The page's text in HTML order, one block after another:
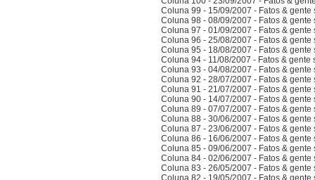
Coluna 99 - 15/09/2007 - Fatos &
Coluna 98 - 08/09/2007 - Fatos &
Coluna 97 - 01/09/2007 - Fatos &
Coluna 96 - 25/08/2007 - Fatos &
Coluna 95 - 18/08/2007 - Fatos &
Coluna 94 - 11/08/2007 - Fatos &
Coluna 93 - 04/08/2007 - Fatos &
Coluna 92 - 28/07/2007 - Fatos &
Coluna 91 - 21/07/2007 - Fatos &
Coluna 90 - 14/07/2007 - Fatos &
Coluna 89 - 07/07/2007 - Fatos &
Coluna 88 - 30/06/2007 - Fatos &
Coluna 87 - 23/06/2007 - Fatos &
Coluna 86 - 16/06/2007 - Fatos &
Coluna 85 - 09/06/2007 - Fatos &
Coluna 84 - 02/06/2007 - Fatos &
Coluna 83 - 26/05/2007 - Fatos &
Coluna 82 - 19/05/2007 - Fatos &